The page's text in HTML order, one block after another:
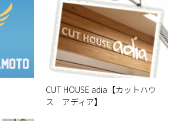
CUT HOUSE adia【カットハウ
ス アディア】